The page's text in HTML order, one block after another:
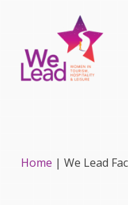
Home | We Lead